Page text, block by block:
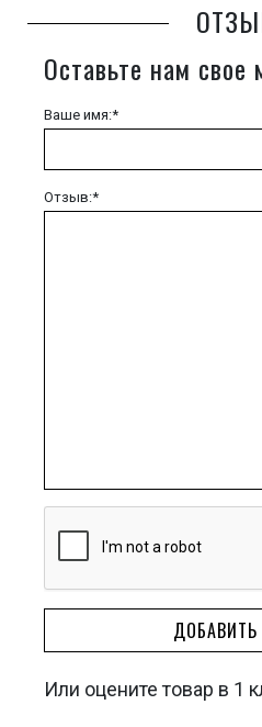
Оставьте нам свое
Ваше имя:*
Отзыв:*
Или оцените товар в 1